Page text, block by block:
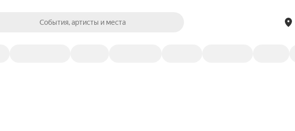
События, артисты и места